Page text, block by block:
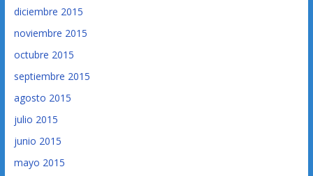
diciembre 2015
noviembre 2015
octubre 2015
septiembre 2015
agosto 2015
julio 2015
junio 2015
mayo 2015